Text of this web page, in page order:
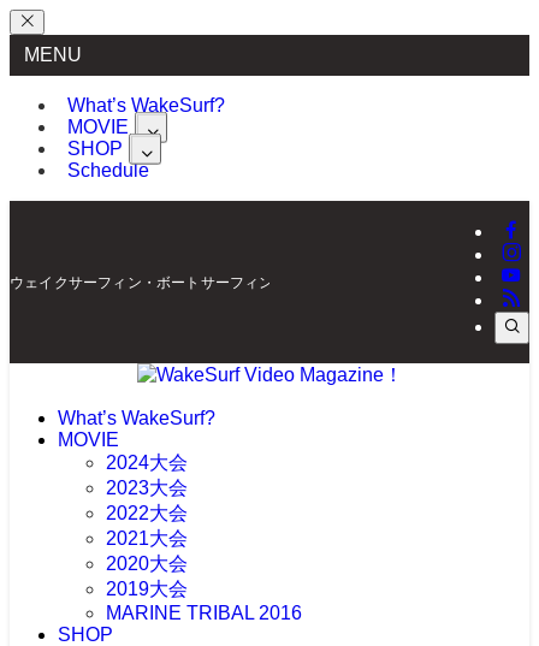
MENU
What’s WakeSurf?
MOVIE
SHOP
Schedule
ウェイクサーフィン・ボートサーフィンの最新情報を配信 | WakeSurf Video
What’s WakeSurf?
MOVIE
2024大会
2023大会
2022大会
2021大会
2020大会
2019大会
MARINE TRIBAL 2016
SHOP